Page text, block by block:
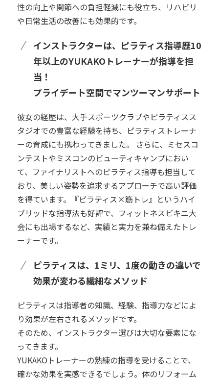
性の向上や関節への負担軽減にも役立ち、リハビリ
や日常生活の改善にも効果的です。
インストラクターは、ピラティス指導歴10
年以上のYUKAKOトレーナーが指導を担
当！
プライデート空間でマンツーマンサポート
彼女の経歴は、大手スポーツクラブやピラティスス
タジオでの豊富な経験を持ち、ピラティストレーナ
ーの育成にも携わってきました。 さらに、ミセスコ
ンテストやミスコンのビューティキャンプにおい
て、ファイナリストへのピラティス指導も担当して
おり、美しい姿勢を追求するアプローチで高い評価
を得ています。『ピラティス×筋トレ』というハイ
ブリッドな指導法も好評で、フィットネスビキニ大
会にも出場するなど、実績と実力を兼ね備えたトレ
ーナーです。
ピラティスは、1ミリ、1度の動きの違いで
効果が変わる繊細なメソッド
ピラティスは指導者の知識、経験、指導力などによ
り効果が左右されるメソッドです。
そのため、インストラクター選びは大切な要素にな
ってきます。
YUKAKOトレーナーの熟練の指導を受けることで、
確かな効果を実感できるでしょう。体のリフォーム